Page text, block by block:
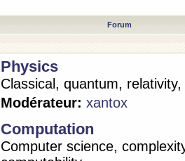
Forum
Physics
Classical, quantum,
Modérateur: xantox
Computation
Computer science,